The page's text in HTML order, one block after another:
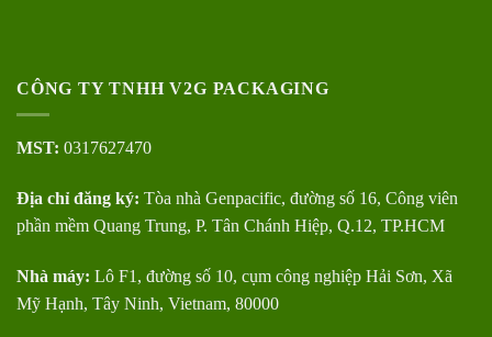
CÔNG TY TNHH V2G PACKAGING
MST: 0317627470
Địa chỉ đăng ký: Tòa nhà Genpacific, đường số 16, Công viên
phần mềm Quang Trung, P. Tân Chánh Hiệp, Q.12, TP.HCM
Nhà máy: Lô F1, đường số 10, cụm công nghiệp Hải Sơn, Xã
Mỹ Hạnh, Tây Ninh, Vietnam, 80000